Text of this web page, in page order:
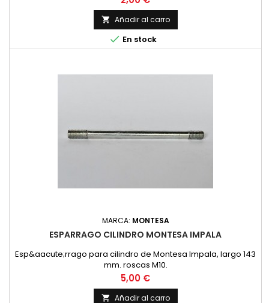
 Añadir al carro
 En stock
MARCA: MONTESA
ESPARRAGO CILINDRO MONTESA IMPALA
Esp&aacute;rrago para cilindro de Montesa Impala, largo 143
mm. roscas M10.
Precio
5,00 €
 Añadir al carro